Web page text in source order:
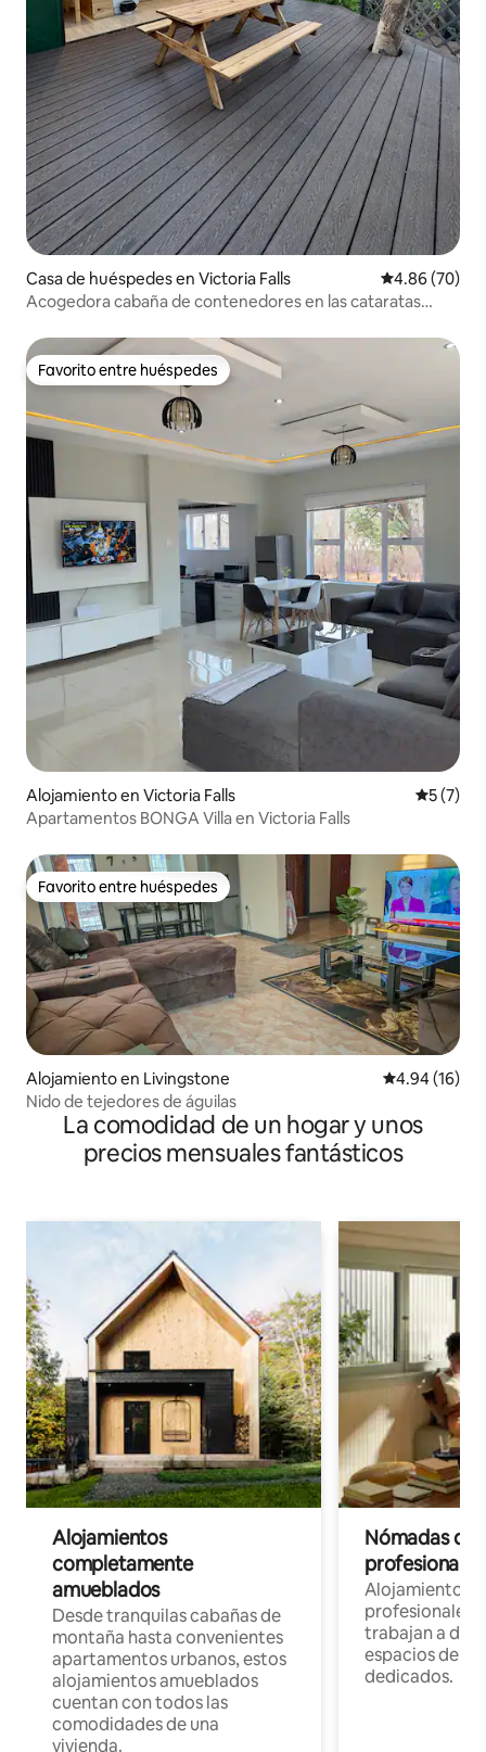
Casa de huéspedes en Victoria Falls Calificación
4.86 (70)
Acogedora cabaña de contenedores en las cataratas
Favorito entre huéspedes
Favorito entre huéspedes
Alojamiento en Victoria Falls
5 (7)
Apartamentos BONGA Villa en Victoria Falls
Favorito entre huéspedes
Favorito entre huéspedes
Alojamiento en Livingstone Calificación
4.94 (16)
Nido de tejedores de águilas
La comodidad de un hogar y unos
precios mensuales fantásticos
Alojamientos
completamente
amueblados
Desde tranquilas cabañas de
montaña hasta convenientes
apartamentos urbanos, estos
alojamientos amueblados
cuentan con todos las
comodidades de una
vivienda.
Nómadas
Alojamientos
profesionales
trabajan a
espacios de
dedicados.